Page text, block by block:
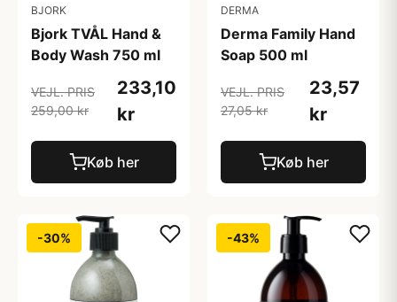
BJORK
Bjork TVÅL Hand &
Body Wash 750 ml
VEJL. PRIS
259,00 kr
233,10
kr
Køb her
DERMA
Derma Family Hand
Soap 500 ml
VEJL. PRIS
27,05 kr
23,57
kr
Køb her
-30% -43%